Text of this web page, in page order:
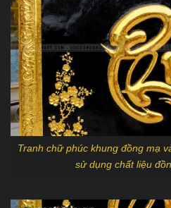
Tranh chữ phúc khung đồng mạ
sử dụng chất liệu